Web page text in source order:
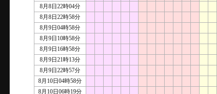
8月8日22時04分
8月8日22時58分
8月9日04時58分
8月9日10時58分
8月9日16時58分
8月9日21時13分
8月9日22時57分
8月10日04時58分
8月10日06時19分